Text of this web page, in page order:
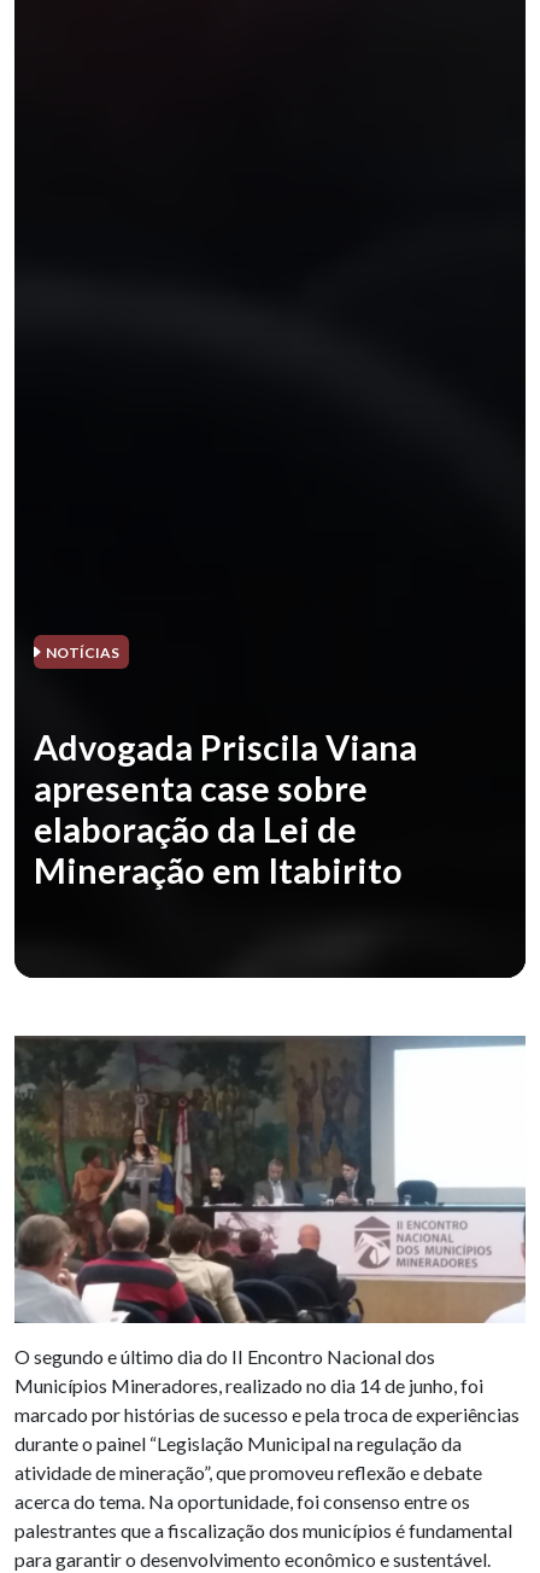
NOTÍCIAS
Advogada Priscila Viana
apresenta case sobre
elaboração da Lei de
Mineração em Itabirito
O segundo e último dia do II Encontro Nacional dos
Municípios Mineradores, realizado no dia 14 de junho, foi
marcado por histórias de sucesso e pela troca de experiências
durante o painel “Legislação Municipal na regulação da
atividade de mineração”, que promoveu reflexão e debate
acerca do tema. Na oportunidade, foi consenso entre os
palestrantes que a fiscalização dos municípios é fundamental
para garantir o desenvolvimento econômico e sustentável.